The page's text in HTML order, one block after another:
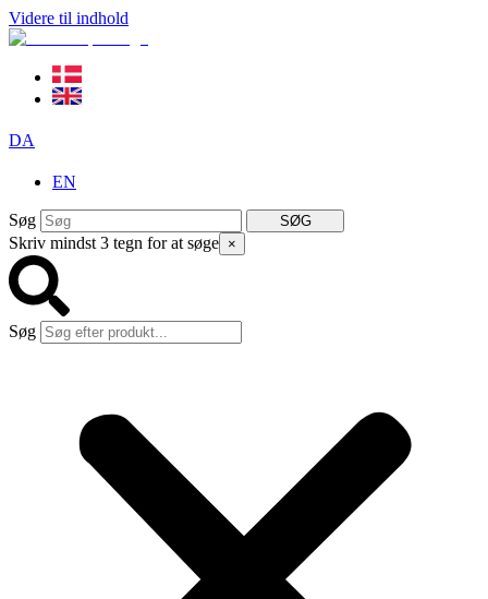
Videre til indhold
DA
EN
Søg SØG
Skriv mindst 3 tegn for at søge ×
Søg